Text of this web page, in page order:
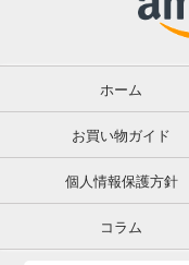
ホーム
お買い物ガイド
個人情報保護方針
コラム